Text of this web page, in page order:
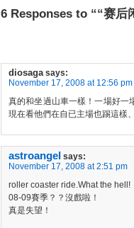
6 Responses to ““赛后
diosaga says:
November 17, 2008 at 12:56 pm
真的和坐過山車一樣！一場好
現在看他們在自已主場也踢這
astroangel says:
November 17, 2008 at 2:51 pm
roller coaster ride.What the hell!
08-09賽季？？沒戲啦！
真是失望！